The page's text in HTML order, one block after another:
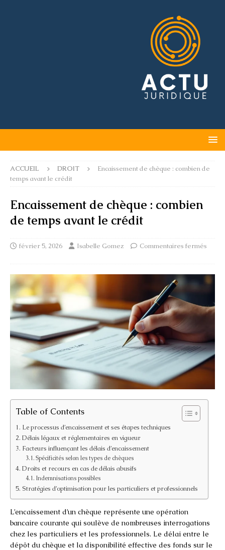
ACCUEIL DROIT
Encaissement de chèque : combien de
temps avant le crédit
Encaissement de chèque : combien
de temps avant le crédit
février 5, 2026 Isabelle Gomez Commentaires fermés
Table of Contents
Le processus d’encaissement et ses étapes techniques
Délais légaux et réglementaires en vigueur
Facteurs influençant les délais d’encaissement
Spécificités selon les types de chèques
Droits et recours en cas de délais abusifs
Indemnisations possibles
Stratégies d’optimisation pour les particuliers et professionnels
L’encaissement d’un chèque représente une opération
bancaire courante qui soulève de nombreuses interrogations
chez les particuliers et les professionnels. Le délai entre le
dépôt du chèque et la disponibilité effective des fonds sur le